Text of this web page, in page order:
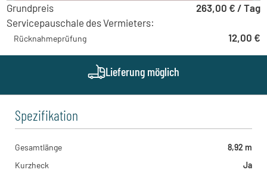
Hoch Baumaschinen - Horb
Liststraße 13, 72160 - Horb am Neckar , DE
Kohrmann Baumaschinen - Bühl
Rittgrabenstraße 1, 77815 - Bühl , DE
Hoch Baumaschinen - Steinach
Bildstöckle 10, 77790 - Steinach , DE
Kohrmann Baumaschinen - Leipzig
Grundpreis
263,00 € / Tag
Servicepauschale des Vermieters:
Rücknahmeprüfung 12,00 €
Lieferung möglich
Spezifikation
Gesamtlänge
8,92 m
Kurzheck
Ja